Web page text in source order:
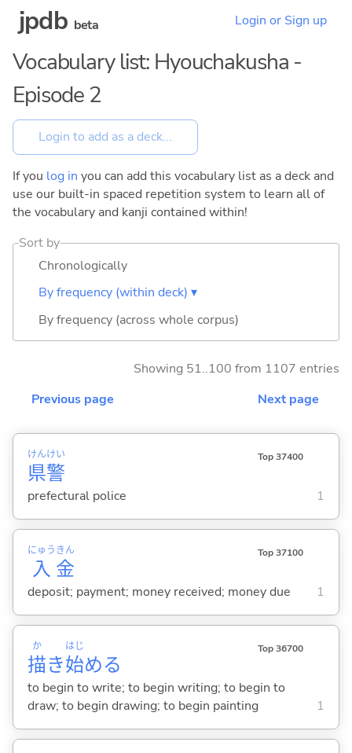
jpdb beta Login or Sign up
Vocabulary list: Hyouchakusha -
Episode 2
If you log in you can add this vocabulary list as a deck and
use our built-in spaced repetition system to learn all of
the vocabulary and kanji contained within!
Sort by
Chronologically
By frequency (within deck) ▾
By frequency (across whole corpus)
Showing 51..100 from 1107 entries
Previous page
Next page
県
けん
警
けい Top 37400
prefectural police 1
入
にゅう
金
きん Top 37100
deposit; payment; money received; money due 1
描
か
き始
はじ
める
Top 36700
to begin to write; to begin writing; to begin to
draw; to begin drawing; to begin painting
1